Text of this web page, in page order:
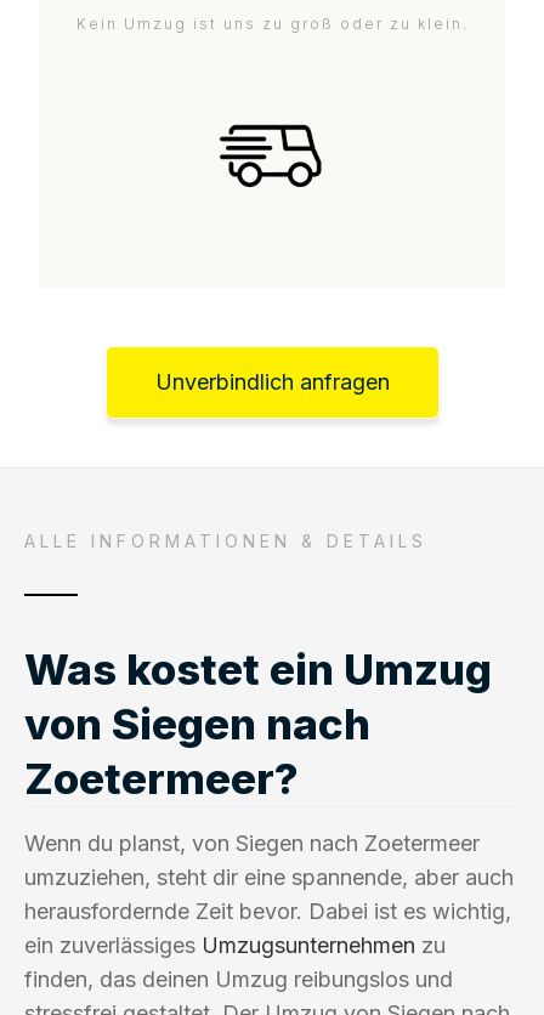
Kein Umzug ist uns zu groß oder zu klein.
Unverbindlich anfragen
ALLE INFORMATIONEN & DETAILS
Was kostet ein Umzug
von Siegen nach
Zoetermeer?
Wenn du planst, von Siegen nach Zoetermeer
umzuziehen, steht dir eine spannende, aber auch
herausfordernde Zeit bevor. Dabei ist es wichtig,
ein zuverlässiges Umzugsunternehmen zu
finden, das deinen Umzug reibungslos und